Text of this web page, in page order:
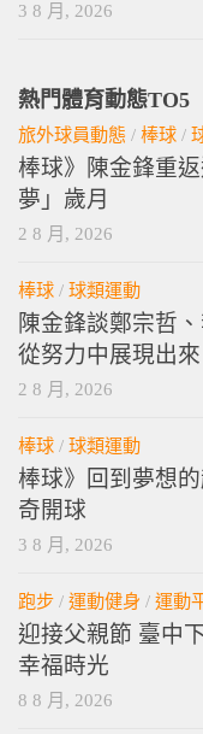
奇開球
熱門體育動態TO5
旅外球員動態/棒球/
棒球》陳金鋒重
夢」歲月
棒球/球類運動
陳金鋒談鄭宗哲
從努力中展現出來
棒球/球類運動
棒球》回到夢想
奇開球
跑步/運動健身/運動
迎接父親節 臺中
幸福時光